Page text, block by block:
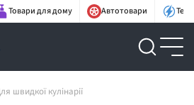
Товари для дому Автотовари
швидкої кулінарії